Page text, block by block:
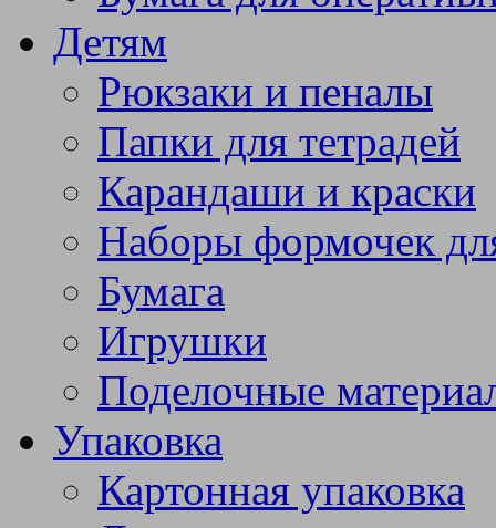
Детям
Рюкзаки и пеналы
Папки для тетрадей
Карандаши и краски
Наборы формочек
Бумага
Игрушки
Поделочные
Упаковка
Картонная упаковка